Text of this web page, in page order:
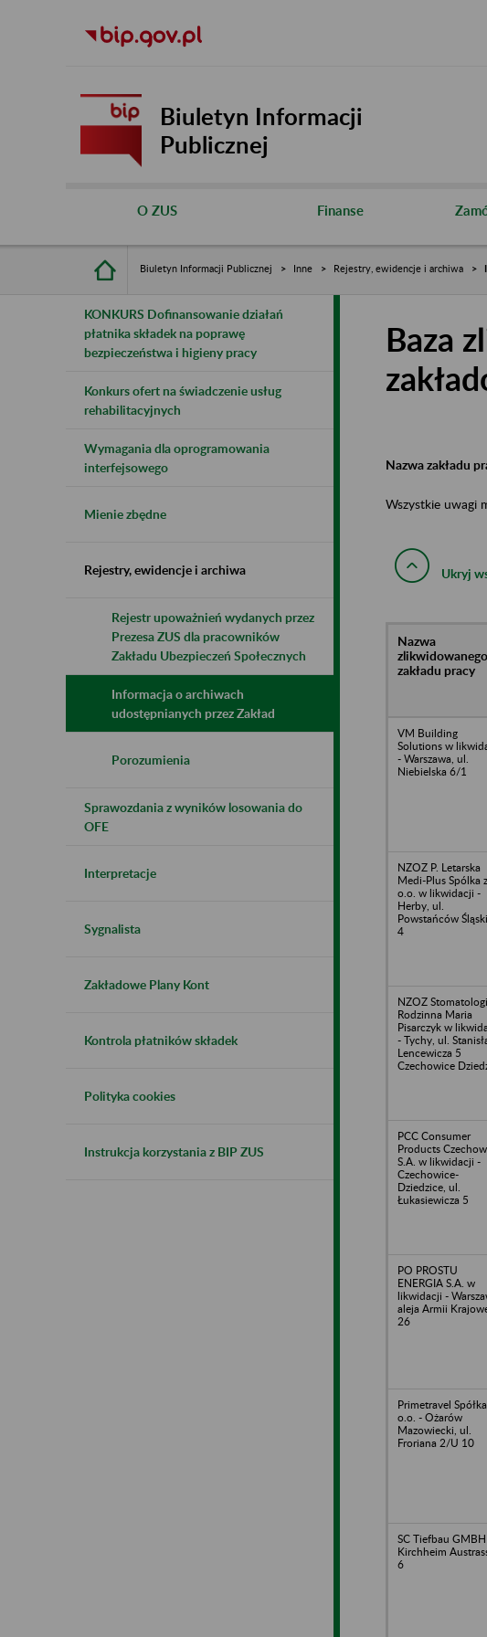
Biuletyn Informacji
Publicznej
O ZUS Finanse
Biuletyn Informacji Publicznej Inne Rejestry, ewidencje i archiwa
KONKURS Dofinansowanie działań
płatnika składek na poprawę
bezpieczeństwa i higieny pracy
Konkurs ofert na świadczenie usług
rehabilitacyjnych
Wymagania dla oprogramowania
interfejsowego
Mienie zbędne
Rejestry, ewidencje i archiwa
Rejestr upoważnień wydanych przez
Prezesa ZUS dla pracowników
Zakładu Ubezpieczeń Społecznych
Informacja o archiwach
udostępnianych przez Zakład
Porozumienia
Sprawozdania z wyników losowania do
OFE
Interpretacje
Sygnalista
Zakładowe Plany Kont
Kontrola płatników składek
Polityka cookies
Instrukcja korzystania z BIP ZUS
Baza
Nazwa zakładu
Wszystkie uwagi
Ukryj
Nazwa
zlikwidowanego
zakładu pracy
VM Building
Solutions w
- Warszawa, ul.
Niebielska 6/1
NZOZ P. Letarska
Medi-Plus Spólka z
o.o. w likwidacji -
Herby, ul.
Powstańców
4
NZOZ
Rodzinna Maria
Pisarczyk w
- Tychy, ul.
Lencewicza 5
Czechowice
PCC Consumer
Products
S.A. w likwidacji -
Czechowice-
Dziedzice, ul.
Łukasiewicza 5
PO PROSTU
ENERGIA S.A. w
likwidacji -
aleja Armii
26
Primetravel
o.o. - Ożarów
Mazowiecki, ul.
Froriana 2/U 10
SC Tiefbau
Kirchheim
6